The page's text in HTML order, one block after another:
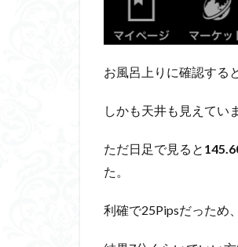
お風呂上りに確認する
しかも天井も見えてい
ただ日足で見ると
た。
利確で25Pipsだっため